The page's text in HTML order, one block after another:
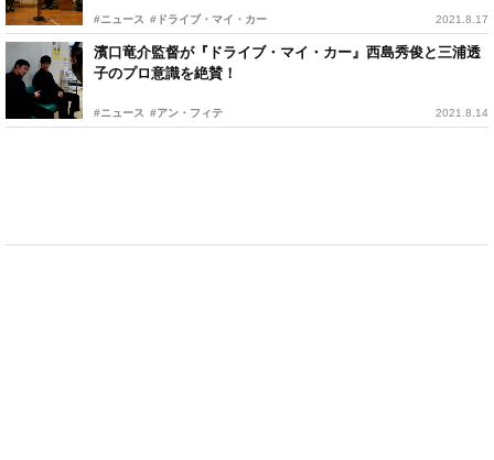
#ニュース #ドライブ・マイ・カー 2021.8.17
濱口竜介監督が『ドライブ・マイ・カー』西島秀俊と三浦透
子のプロ意識を絶賛！
#ニュース #アン・フィテ 2021.8.14